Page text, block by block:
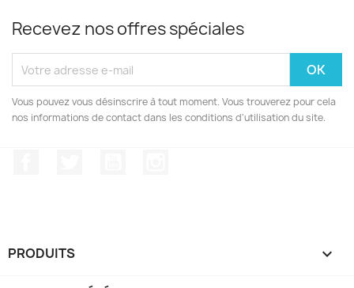
Recevez nos offres spéciales
Vous pouvez vous désinscrire à tout moment. Vous trouverez pour cela
nos informations de contact dans les conditions d'utilisation du site.
PRODUITS 